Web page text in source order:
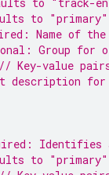
to "primary"
Name of
Group for
// Key-value
description
Identifies
to "primary"